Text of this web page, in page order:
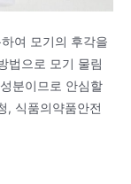
여 모기의 후각을
법으로 모기 물림
분이므로 안심할
, 식품의약품안전